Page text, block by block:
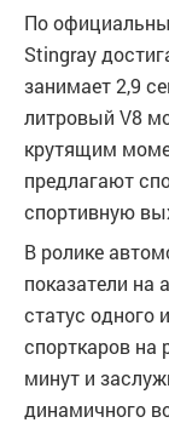
По
Stingray
занимает 2,9
литровый V8
крутящим
предлагают
спортивную
В ролике
показатели на
статус
спорткаров на
минут и
динамичного